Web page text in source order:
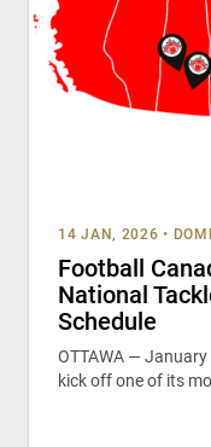
14 JAN, 2026 •
Football
National
Schedule
OTTAWA —
kick off one of its